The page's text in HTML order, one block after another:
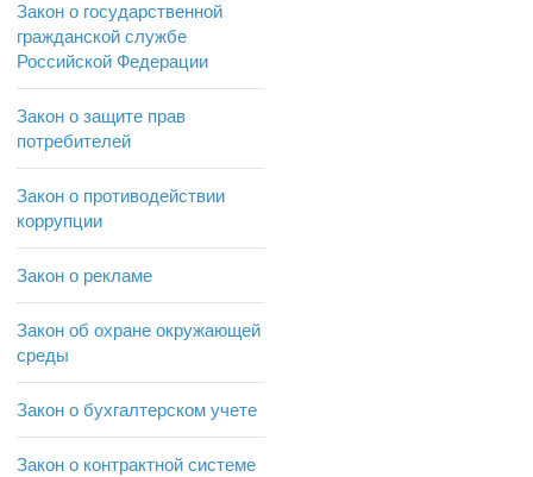
Закон о государственной
гражданской службе
Российской Федерации
Закон о защите прав
потребителей
Закон о противодействии
коррупции
Закон о рекламе
Закон об охране окружающей
среды
Закон о бухгалтерском учете
Закон о контрактной системе